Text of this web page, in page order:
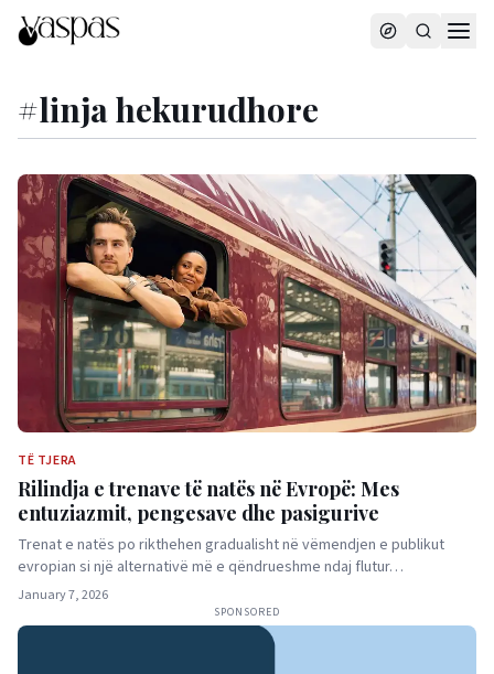
#linja hekurudhore
TË TJERA
Rilindja e trenave të natës në Evropë: Mes
entuziazmit, pengesave dhe pasigurive
Trenat e natës po rikthehen gradualisht në vëmendjen e publikut
evropian si një alternativë më e qëndrueshme ndaj flutur…
January 7, 2026
SPONSORED